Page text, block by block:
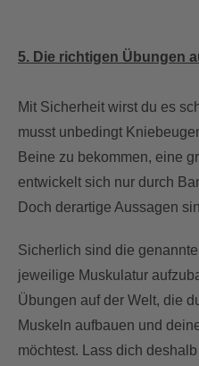
5. Die richtigen Übungen
Mit Sicherheit wirst du es
musst unbedingt
Beine zu bekommen, eine
entwickelt sich nur durch
Doch derartige Aussagen
Sicherlich sind die
jeweilige Muskulatur
Übungen auf der Welt, die
Muskeln aufbauen und
möchtest. Lass dich